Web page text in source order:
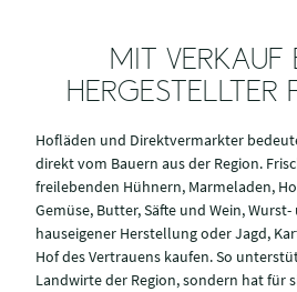
MIT VERKAUF
HERGESTELLTER
Hofläden und Direktvermarkter
direkt vom Bauern aus der Region.
freilebenden Hühnern, Marmeladen,
Gemüse, Butter, Säfte und Wein,
hauseigener Herstellung oder Jagd,
Hof des Vertrauens kaufen. So
Landwirte der Region, sondern hat für